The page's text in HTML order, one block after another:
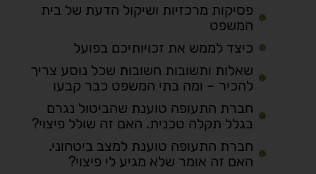
פסיקות מרכזיות ושיקול הדעת של בית
המשפט
כיצד לממש את זכויותיכם בפועל
שאלות ותשובות חשובות שכל נוסע צריך
להכיר – ומה בתי המשפט כבר קבעו
חברת התעופה טוענת שהביטול נגרם
בגלל תקלה טכנית. האם זה שולל פיצוי?
חברת התעופה טוענת למצב ביטחוני.
האם זה אומר שלא מגיע לי פיצוי?